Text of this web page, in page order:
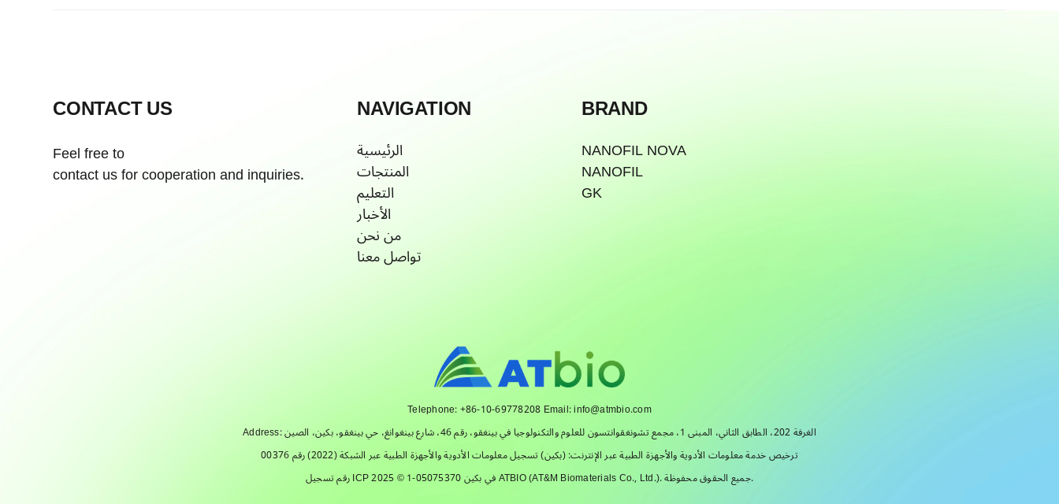
CONTACT US
Feel free to
contact us for cooperation and inquiries.
NAVIGATION
الرئيسية
المنتجات
التعليم
الأخبار
من نحن
تواصل معنا
BRAND
NANOFIL NOVA
NANOFIL
GK
Telephone: +86-10-69778208 Email: info@atmbio.com
Address: الغرفة 202، الطابق الثاني، المبنى 1، مجمع تشونغقوانتسون للعلوم والتكنولوجيا في بينغقو، رقم 46، شارع بينغوانغ، حي بينغقو، بكين، الصين
ترخيص خدمة معلومات الأدوية والأجهزة الطبية عبر الإنترنت: (بكين) تسجيل معلومات الأدوية والأجهزة الطبية عبر الشبكة (2022) رقم 00376
رقم تسجيل ICP في بكين 05075370-1 © 2025 ATBIO (AT&M Biomaterials Co., Ltd.). جميع الحقوق محفوظة.